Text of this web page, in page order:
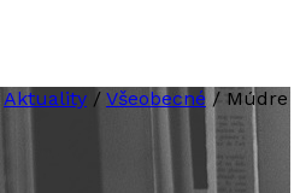
Aktuality / Všeobecné / Múdre